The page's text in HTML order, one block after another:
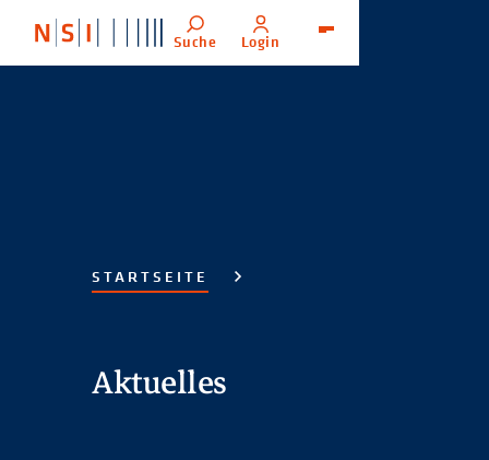
Suche Login
STARTSEITE
Aktuelles